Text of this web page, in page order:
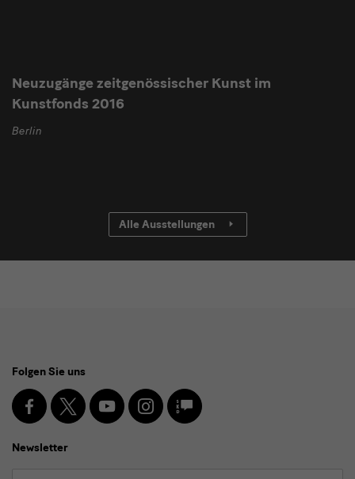
Neuzugänge zeitgenössischer Kunst im
Kunstfonds 2016
Berlin
Alle Ausstellungen
Media
und
Newsletter
Folgen Sie uns
Facebook
X YoutubeInstagramSKD
Blog
Newsletter